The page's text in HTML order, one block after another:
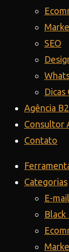
SEO
Dicas
Agência
Consultor
Contato
Categorias
E-
Black